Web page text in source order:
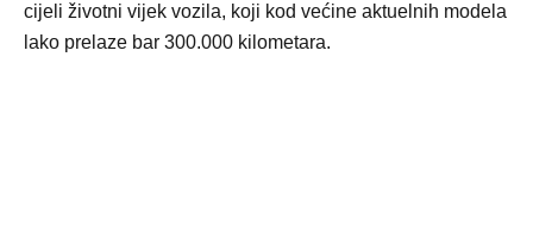
cijeli životni vijek vozila, koji kod većine aktuelnih modela
lako prelaze bar 300.000 kilometara.